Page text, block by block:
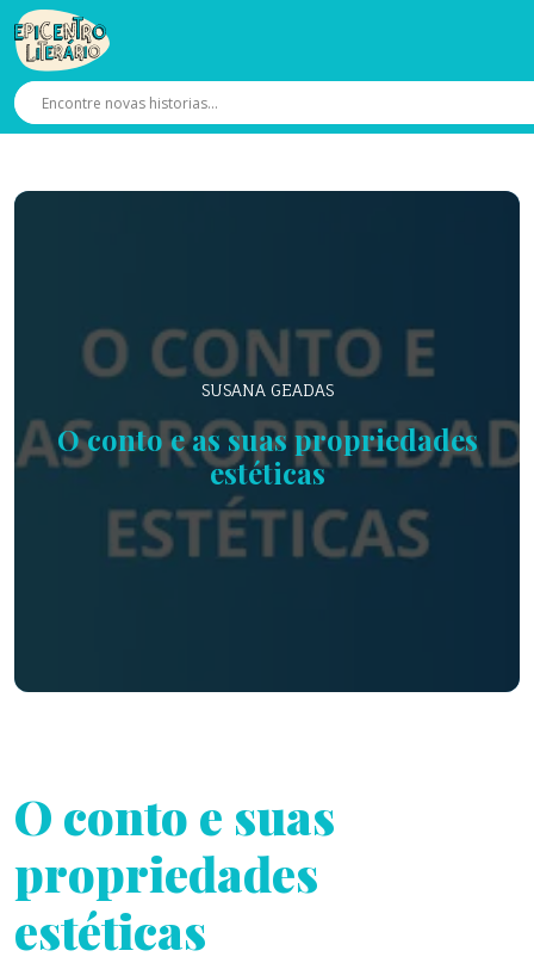
SUSANA GEADAS
O conto e as suas propriedades
estéticas
O conto e suas
propriedades
estéticas